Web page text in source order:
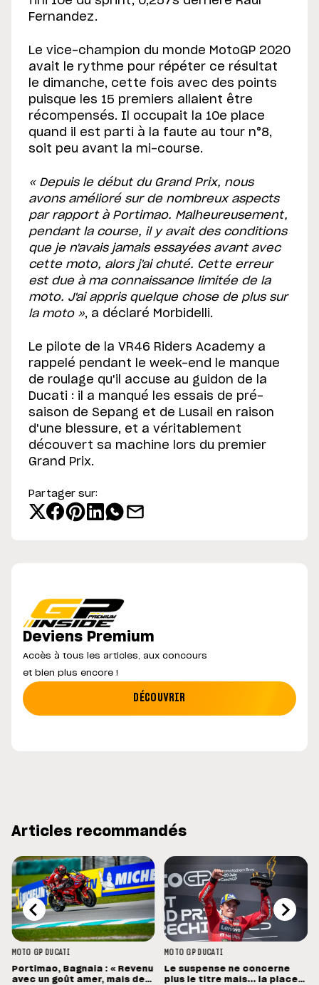
Fernandez.
Le vice-champion du monde MotoGP 2020
avait le rythme pour répéter ce résultat
le dimanche, cette fois avec des points
puisque les 15 premiers allaient être
récompensés. Il occupait la 10e place
quand il est parti à la faute au tour n°8,
soit peu avant la mi-course.
« Depuis le début du Grand Prix, nous
avons amélioré sur de nombreux aspects
par rapport à Portimao. Malheureusement,
pendant la course, il y avait des conditions
que je n'avais jamais essayées avant avec
cette moto, alors j'ai chuté. Cette erreur
est due à ma connaissance limitée de la
moto. J'ai appris quelque chose de plus sur
la moto », a déclaré Morbidelli.
Le pilote de la VR46 Riders Academy a
rappelé pendant le week-end le manque
de roulage qu'il accuse au guidon de la
Ducati : il a manqué les essais de pré-
saison de Sepang et de Lusail en raison
d'une blessure, et a véritablement
découvert sa machine lors du premier
Grand Prix.
Partager sur:
Deviens Premium
Accès à tous les articles, aux concours
et bien plus encore !
DÉCOUVRIR
Articles recommandés
MOTO GP DUCATI
Portimao, Bagnaia : « Revenu
avec un goût amer, mais des
MOTO GP DUCATI
Le suspense ne concerne
plus le titre mais... la place